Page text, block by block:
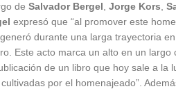
de Salvador Bergel Jorge Kors
expresó que “al promover este
durante una larga trayectoria
Este acto marca un alto en un
de un libro que hoy sale a la
por el homenajeado”.